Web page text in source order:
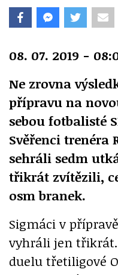
08. 07. 2019 -
Ne zrovna
přípravu na
sebou fotbalisté
Svěřenci trenéra
sehráli sedm
třikrát zvítězili,
osm branek.
Sigmáci v
vyhráli jen
duelu třetiligové